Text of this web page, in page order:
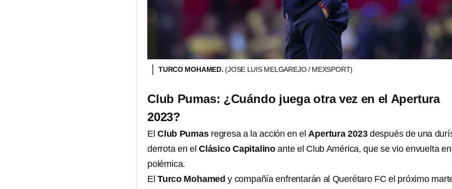
TURCO MOHAMED.(JOSE LUIS MELGAREJO / MEXSPORT)
Club Pumas: ¿Cuándo juega otra vez en el Apertura
2023?
El Club Pumas regresa a la acción en elApertura 2023después de una
derrota en elClásico Capitalino ante el Club América, que se vio envuelta en
polémica.
El Turco Mohamedy compañía enfrentarán al Querétaro FC el próximo